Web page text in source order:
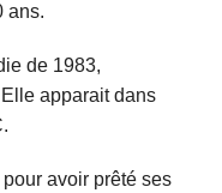
ans.
de 1983,
apparait dans
avoir prêté ses